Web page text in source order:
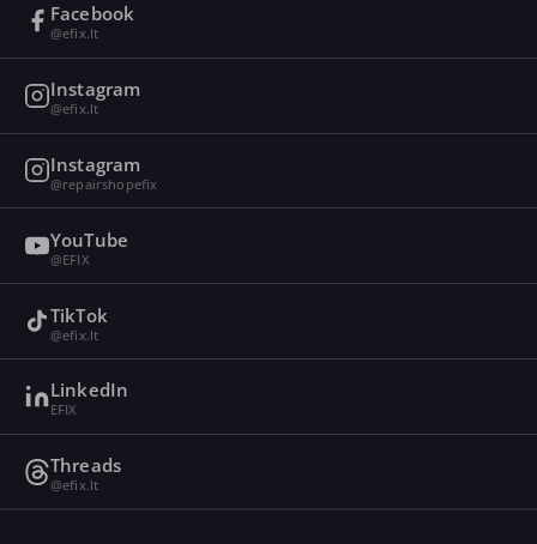
Facebook
@efix.lt
Instagram
@efix.lt
Instagram
@repairshopefix
YouTube
@EFIX
TikTok
@efix.lt
LinkedIn
EFIX
Threads
@efix.lt